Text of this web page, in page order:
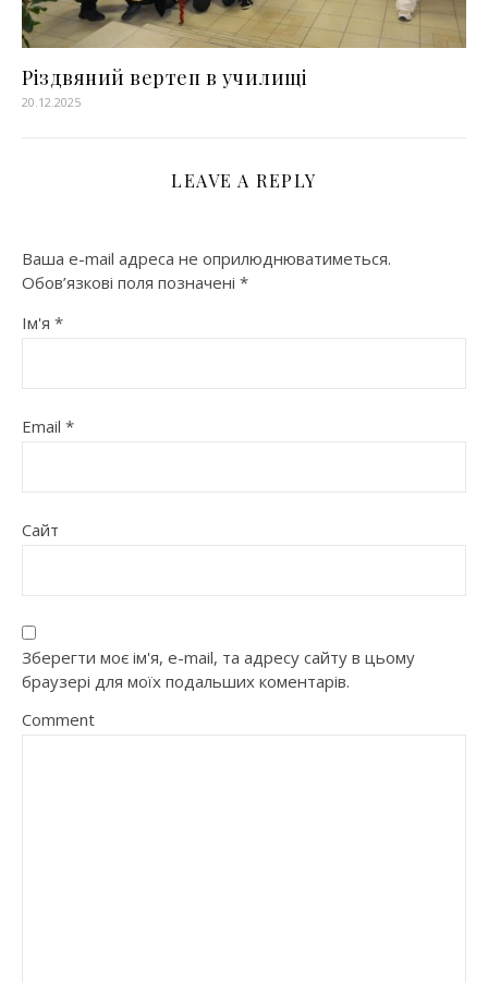
Різдвяний вертеп в училищі
20.12.2025
LEAVE A REPLY
Ваша e-mail адреса не оприлюднюватиметься.
Обов’язкові поля позначені *
Ім'я *
Email *
Сайт
Зберегти моє ім'я, e-mail, та адресу сайту в цьому
браузері для моїх подальших коментарів.
Comment